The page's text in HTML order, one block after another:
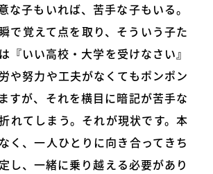
な子もいれば、苦手な子もいる。
で覚えて点を取り、そういう子た
『いい高校・大学を受けなさい』
や努力や工夫がなくてもポンポン
すが、それを横目に暗記が苦手な
れてしまう。それが現状です。本
く、一人ひとりに向き合ってきち
し、一緒に乗り越える必要があり